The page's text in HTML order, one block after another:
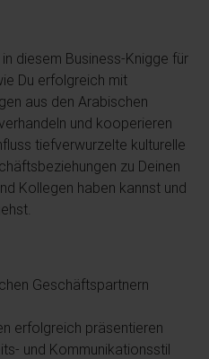
diesem Business-Knigge für
Du erfolgreich mit
aus den Arabischen
und kooperieren
tiefverwurzelte kulturelle
zu Deinen
Kollegen haben kannst und
Geschäftspartnern
erfolgreich präsentieren
und Kommunikationsstil